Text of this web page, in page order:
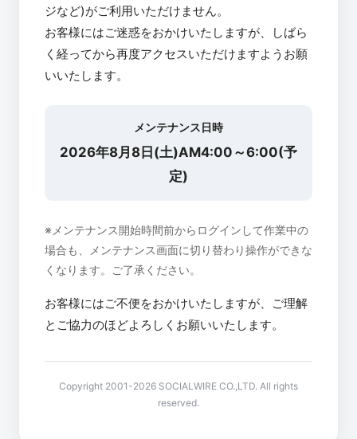
ジなど)がご利用いただけません。
お客様にはご迷惑をおかけいたしますが、しばら
く経ってから再度アクセスいただけますようお願
いいたします。
メンテナンス日時
2026年8月8日(土)AM4:00～6:00(予
定)
※メンテナンス開始時間前からログインして作業中の
場合も、メンテナンス画面に切り替わり操作ができな
くなります。ご了承ください。
お客様にはご不便をおかけいたしますが、ご理解
とご協力のほどよろしくお願いいたします。
Copyright 2001-2026 SOCIALWIRE CO.,LTD. All rights
reserved.